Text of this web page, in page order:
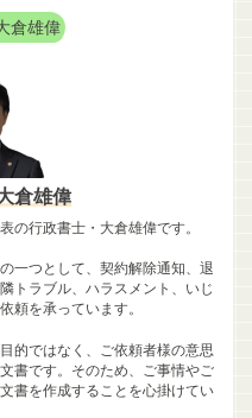
倉雄偉
倉雄偉
の行政書士・大倉雄偉です。
一つとして、契約解除通知、退
トラブル、ハラスメント、いじ
頼を承っています。
的ではなく、ご依頼者様の意思
書です。そのため、ご事情やご
書を作成することを心掛けてい